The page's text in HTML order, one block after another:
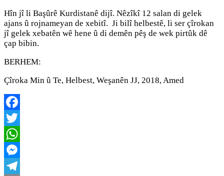
Hîn jî li Başûrê Kurdistanê dijî. Nêzîkî 12 salan di gelek
ajans û rojnameyan de xebitî. Ji bilî helbestê, li ser çîrokan
jî gelek xebatên wê hene û di demên pêş de wek pirtûk dê
çap bibin.
BERHEM:
Çîroka Min û Te, Helbest, Weşanên JJ, 2018, Amed
Facebook
Twitter
WhatsApp
Messenger